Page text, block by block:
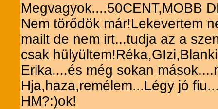
Megvagyok....50CENT,MOBB
Nem törődök már!Lekevertem
mailt de nem irt...tudja az a
csak
Erika....és még sokan
Hja,haza,remélem...Légy jó
HM?:)ok!